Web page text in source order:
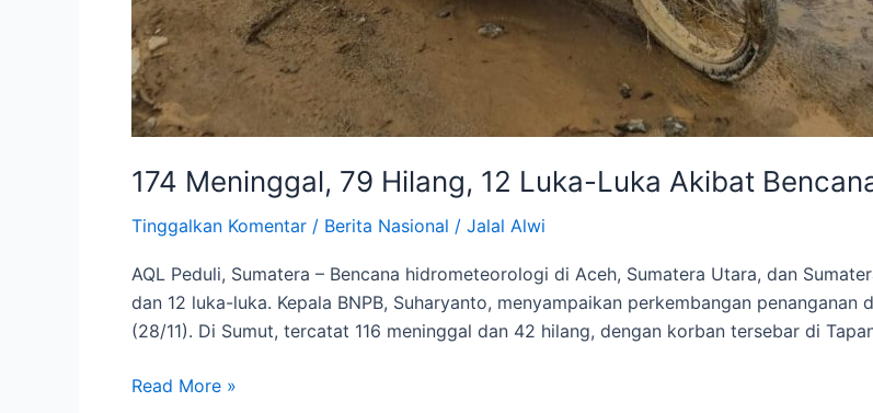
174 Meninggal, 79 Hilang, 12 Luka-Luka Akibat
Tinggalkan Komentar / Berita Nasional / Jalal Alwi
AQL Peduli, Sumatera – Bencana hidrometeorologi di Aceh, Sumatera Utara, dan
dan 12 luka-luka. Kepala BNPB, Suharyanto, menyampaikan perkembangan
(28/11). Di Sumut, tercatat 116 meninggal dan 42 hilang, dengan korban tersebar di
Read More »